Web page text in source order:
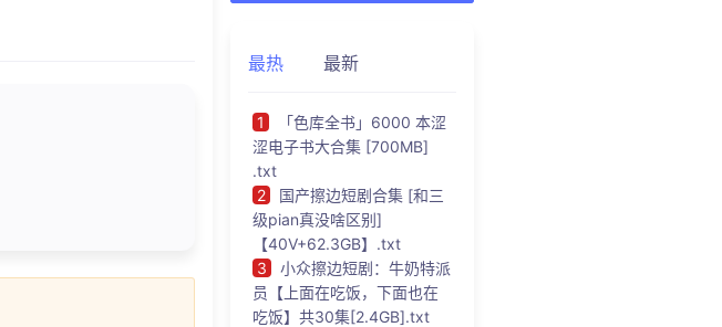
最热 最新
1
「色库全书」6000 本涩
涩电子书大合集 [700MB]
.txt
2
国产擦边短剧合集 [和三
级pian真没啥区别]
【40V+62.3GB】.txt
3
小众擦边短剧：牛奶特派
员【上面在吃饭，下面也在
吃饭】共30集[2.4GB].txt